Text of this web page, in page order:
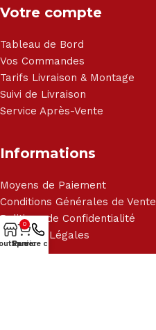
Votre compte
Tableau de Bord
Vos Commandes
Tarifs Livraison & Montage
Suivi de Livraison
Service Après-Vente
Informations
Moyens de Paiement
Conditions Générales de Vente
Politique de Confidentialité
Mentions Légales
Blog
0
Panier
Service client